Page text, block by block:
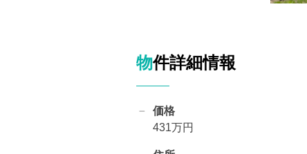
物件詳細情報
価格
431万円